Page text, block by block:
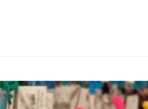
付款後7-11取貨